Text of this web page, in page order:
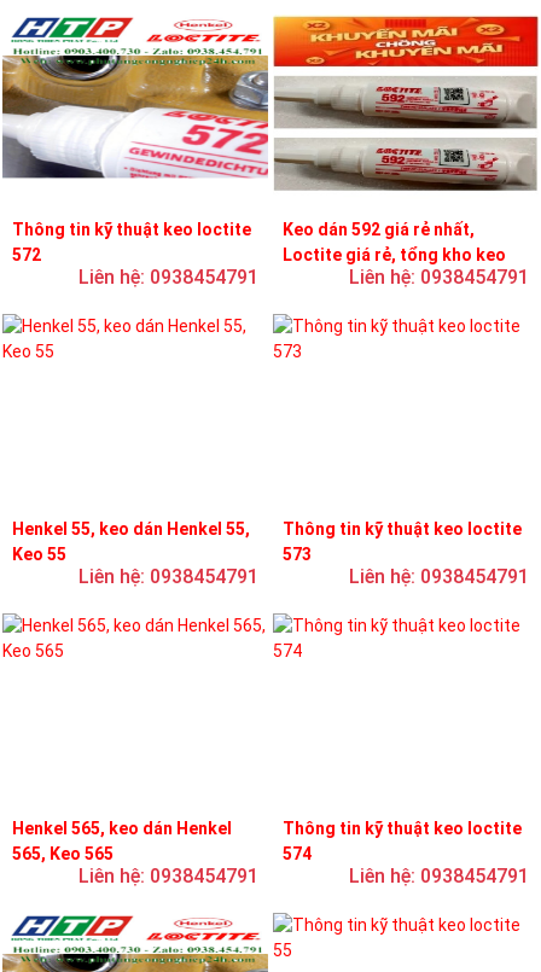
Thông tin kỹ thuật keo loctite
572
Liên hệ: 0938454791
Keo dán 592 giá rẻ nhất,
Loctite giá rẻ, tổng kho keo
Liên hệ: 0938454791
Henkel 55, keo dán Henkel 55,
Keo 55
Liên hệ: 0938454791
Thông tin kỹ thuật keo loctite
573
Liên hệ: 0938454791
Henkel 565, keo dán Henkel
565, Keo 565
Liên hệ: 0938454791
Thông tin kỹ thuật keo loctite
574
Liên hệ: 0938454791